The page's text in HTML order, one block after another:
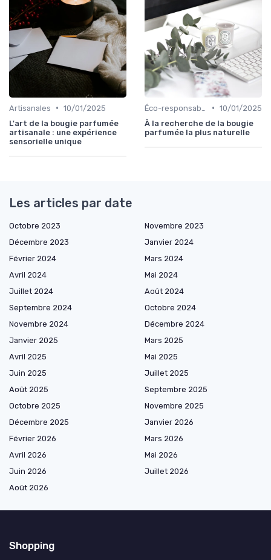
Artisanales • 10/01/2025
L'art de la bougie parfumée
artisanale : une expérience
sensorielle unique
• 10/01/2025
À la recherche de la bougie
parfumée la plus naturelle
Les articles par date
Octobre 2023
Novembre 2023
Décembre 2023
Janvier 2024
Février 2024
Mars 2024
Avril 2024
Mai 2024
Juillet 2024
Août 2024
Septembre 2024
Octobre 2024
Novembre 2024
Décembre 2024
Janvier 2025
Mars 2025
Avril 2025
Mai 2025
Juin 2025
Juillet 2025
Août 2025
Septembre 2025
Octobre 2025
Novembre 2025
Décembre 2025
Janvier 2026
Février 2026
Mars 2026
Avril 2026
Mai 2026
Juin 2026
Juillet 2026
Août 2026
Shopping